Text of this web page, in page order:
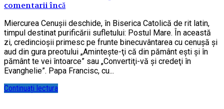
comentarii încă
Miercurea Cenușii deschide, în Biserica Catolică de rit latin,
timpul destinat purificării sufletului: Postul Mare. În această
zi, credincioșii primesc pe frunte binecuvântarea cu cenușă și
aud din gura preotului „Aminteşte-ţi că din pământ eşti şi în
pământ te vei întoarce” sau „Convertiţi-vă şi credeţi în
Evanghelie”. Papa Francisc, cu...
Continuați lectura